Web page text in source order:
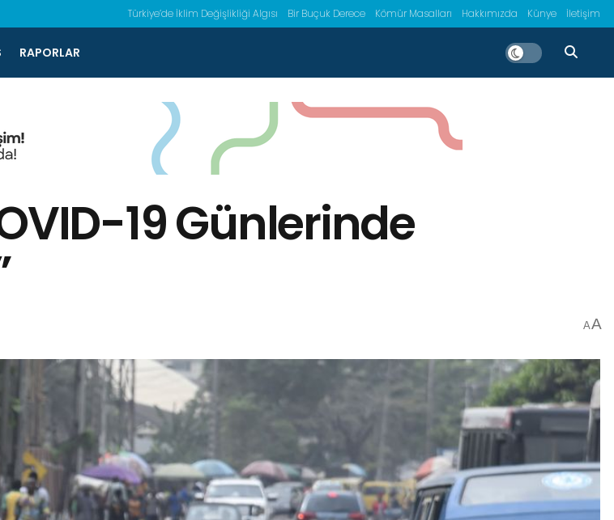
Türkiye’de İklim Değişlikliği Algısı Bir Buçuk Derece Kömür Masalları Hakkımızda Künye İletişim
RAPORLAR
19 Günlerinde
AA